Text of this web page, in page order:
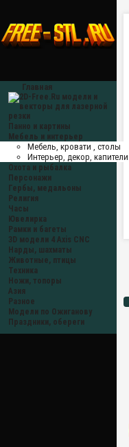
Главная
Панно и картины
Мебель и интерьер
Мебель, кровати , столы
Интерьер, декор, капители
Охота и рыбалка
Персонажи
Гербы, медальоны
Религия
Часы
Ювелирка
Рамки и багеты
3D модели 4 Axis CNC
Нарды, шахматы
Животные, птицы
Техника
Ножи, топоры
Азия
Разное
Модели по Ожиганову
Праздники, обереги